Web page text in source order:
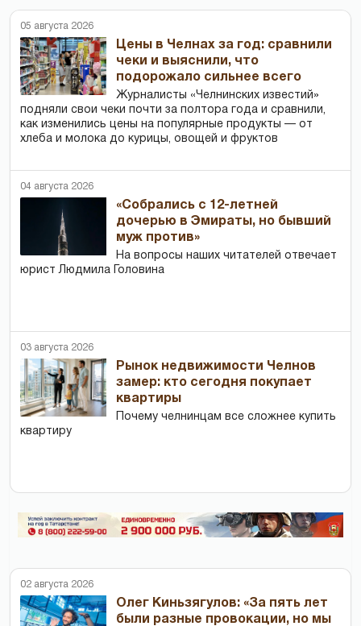
05 августа 2026
Цены в Челнах за год: сравнили
чеки и выяснили, что
подорожало сильнее всего
Журналисты «Челнинских известий»
подняли свои чеки почти за полтора года и сравнили,
как изменились цены на популярные продукты — от
хлеба и молока до курицы, овощей и фруктов
04 августа 2026
«Собрались с 12-летней
дочерью в Эмираты, но бывший
муж против»
На вопросы наших читателей отвечает
юрист Людмила Головина
03 августа 2026
Рынок недвижимости Челнов
замер: кто сегодня покупает
квартиры
Почему челнинцам все сложнее купить
квартиру
02 августа 2026
Олег Киньзягулов: «За пять лет
были разные провокации, но мы